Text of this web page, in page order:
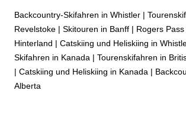
Backcountry-Skifahren in Whistler |
Revelstoke | Skitouren in Banff | Rogers
Hinterland | Catskiing und Heliskiing in
Skifahren in Kanada | Tourenskifahren in
| Catskiing und Heliskiing in Kanada |
Alberta